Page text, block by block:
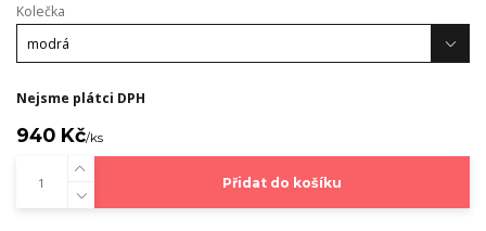
Kolečka
Nejsme plátci DPH
940 Kč/ks
Přidat do košíku